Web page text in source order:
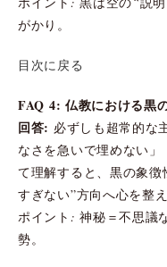
がかり。
目次に戻る
FAQ 4: 仏教における黒
回答: 必ずしも超常的な
なさを急いで埋めない
て理解すると、黒の象
すぎない”方向へ心を整
ポイント: 神秘＝不思議
勢。